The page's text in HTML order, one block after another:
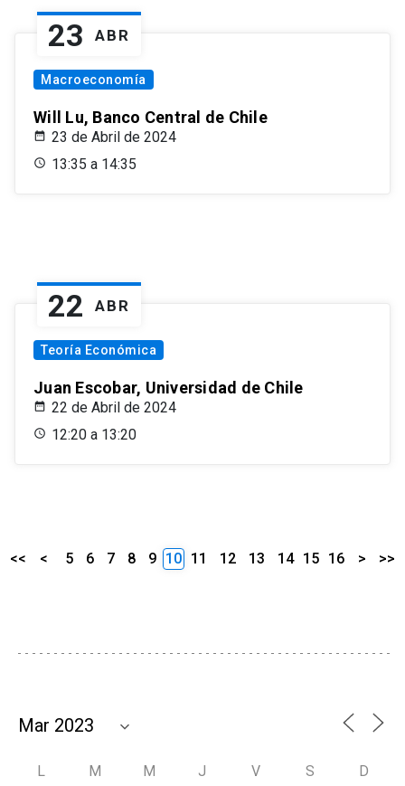
23 ABR
Macroeconomía
Will Lu, Banco Central de Chile
23 de Abril de 2024
13:35 a 14:35
22 ABR
Teoría Económica
Juan Escobar, Universidad de Chile
22 de Abril de 2024
12:20 a 13:20
<< < 5 6 7 8 9 10 11 12 13 14 15 16 > >>
L M M J V S D